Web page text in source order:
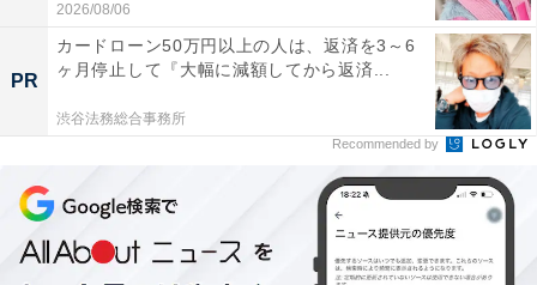
View this post on Instagram
2026/08/06
PR
カードローン50万円以上の人は、返済を3～6
ヶ月停止して『大幅に減額してから返済...
渋谷法務総合事務所
Recommended by